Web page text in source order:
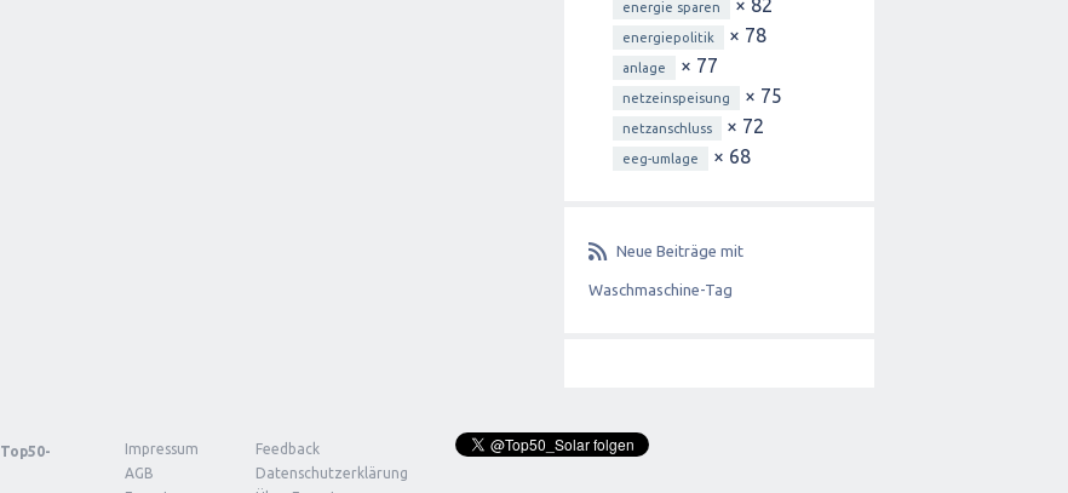
energie sparen × 82
energiepolitik × 78
anlage × 77
netzeinspeisung × 75
netzanschluss × 72
eeg-umlage × 68
Neue Beiträge mit
Waschmaschine-Tag
Top50-
Impressum
Feedback
AGB
Datenschutzerklärung